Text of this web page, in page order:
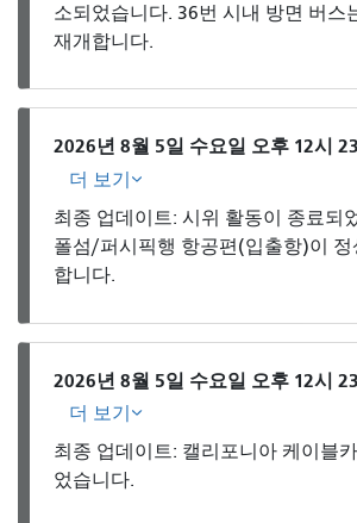
소되었습니다. 36번 시내 방면 버스
재개합니다.
2026년 8월 5일 수요일 오후 12시
더 보기
최종 업데이트: 시위 활동이 종료되
폴섬/퍼시픽행 항공편(입출항)이 정
합니다.
2026년 8월 5일 수요일 오후 12시
더 보기
최종 업데이트: 캘리포니아 케이블
었습니다.